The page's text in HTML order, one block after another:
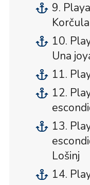
9.
Korčula
10.
Una
11.
12.
13.
Lošinj
14.